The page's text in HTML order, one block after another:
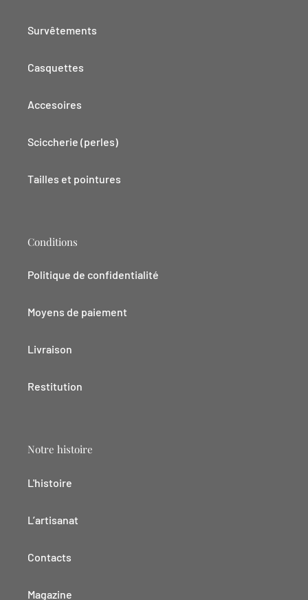
Survêtements
Casquettes
Accesoires
Sciccherie (perles)
Tailles et pointures
Conditions
Politique de confidentialité
Moyens de paiement
Livraison
Restitution
Notre histoire
L'histoire
L’artisanat
Contacts
Magazine